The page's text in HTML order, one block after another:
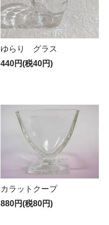
ゆらり グラス
440円(税40円)
カラットクープ
880円(税80円)